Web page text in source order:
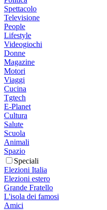
Spettacolo
Televisione
People
Lifestyle
Videogiochi
Donne
Magazine
Motori
Viaggi
Cucina
Tgtech
E-Planet
Cultura
Salute
Scuola
Animali
Spazio
Speciali
Elezioni Italia
Elezioni estero
Grande Fratello
L'isola dei famosi
Amici